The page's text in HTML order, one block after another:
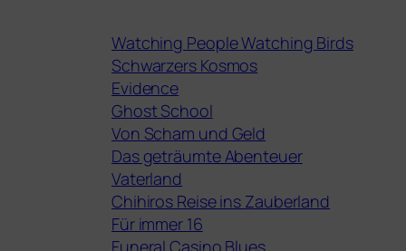
Watching People Watching Birds
Schwarzers Kosmos
Evidence
Ghost School
Von Scham und Geld
Das geträumte Abenteuer
Vaterland
Chihiros Reise ins Zauberland
Für immer 16
Funeral Casino Blues